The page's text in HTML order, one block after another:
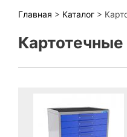
Главная > Каталог >